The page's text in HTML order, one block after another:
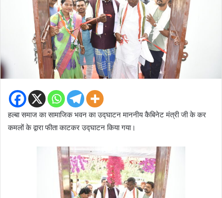
हल्बा समाज का सामाजिक भवन का उद्घाटन माननीय कैबिनेट मंत्री जी के कर
कमलों के द्वारा फीता काटकर उद्घाटन किया गया।